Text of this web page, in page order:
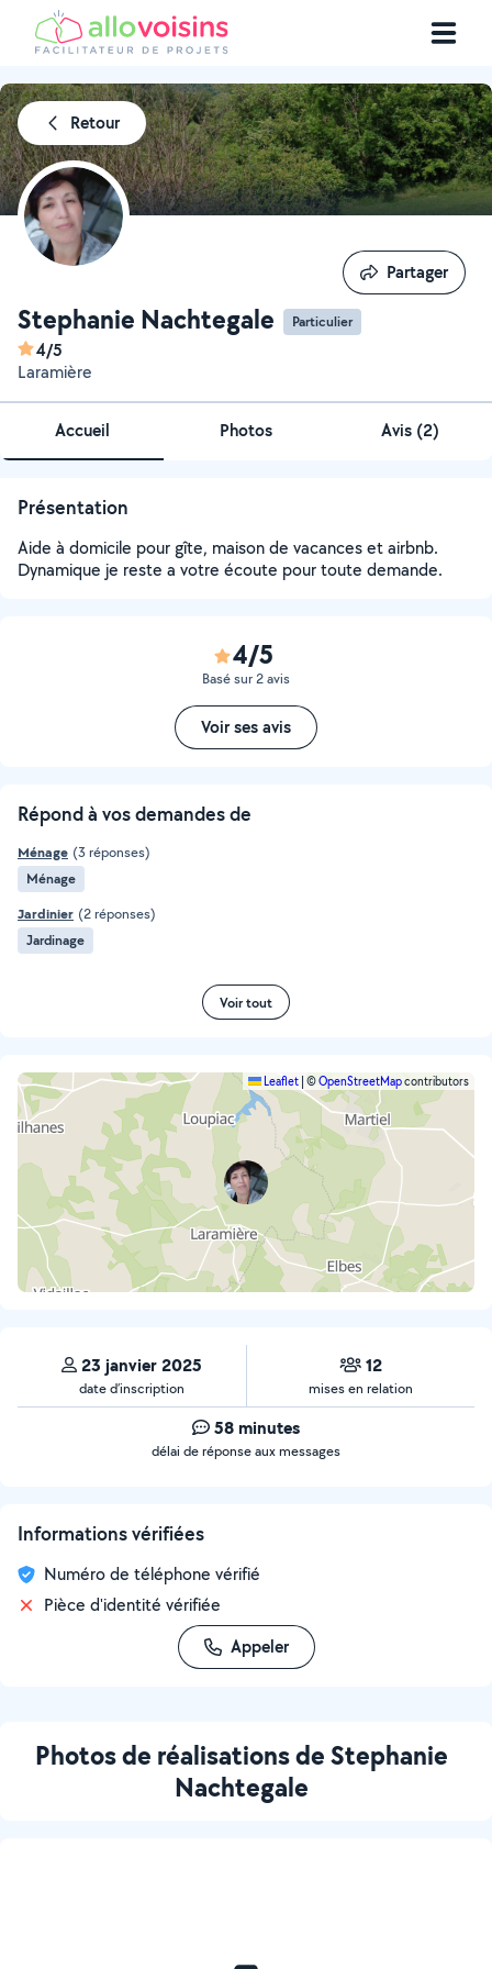
Retour
Stephanie Nachtegale Particulier
4/5
Laramière
Partager
Partager
Accueil Photos Avis (2)
Présentation
Aide à domicile pour gîte, maison de vacances et airbnb.
Dynamique je reste a votre écoute pour toute demande.
4/5
Basé sur 2 avis
Voir ses avis
Répond à vos demandes de
Ménage (3 réponses)
Ménage
Jardinier (2 réponses)
Jardinage
Voir tout
Leaflet ©OpenStreetMapcontributors
23 janvier 2025
date d’inscription
12
mises en relation
58 minutes
délai de réponse aux messages
Informations vérifiées
Numéro de téléphone vérifié
Pièce d'identité vérifiée
Appeler
Photos de réalisations de Stephanie
Nachtegale